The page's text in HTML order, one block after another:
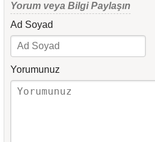
Yorum veya Bilgi Paylaşın
Ad Soyad
Yorumunuz